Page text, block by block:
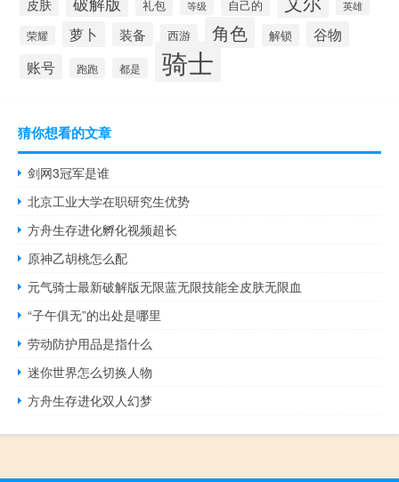
皮肤 礼包 等级 自己的 英雄
荣耀 萝卜 装备 西游 角色 解锁 谷物
账号 跑跑 都是 骑士
猜你想看的文章
剑网3冠军是谁
北京工业大学在职研究生优势
方舟生存进化孵化视频超长
原神乙胡桃怎么配
元气骑士最新破解版无限蓝无限技能全皮肤无限血
“子午俱无”的出处是哪里
劳动防护用品是指什么
迷你世界怎么切换人物
方舟生存进化双人幻梦